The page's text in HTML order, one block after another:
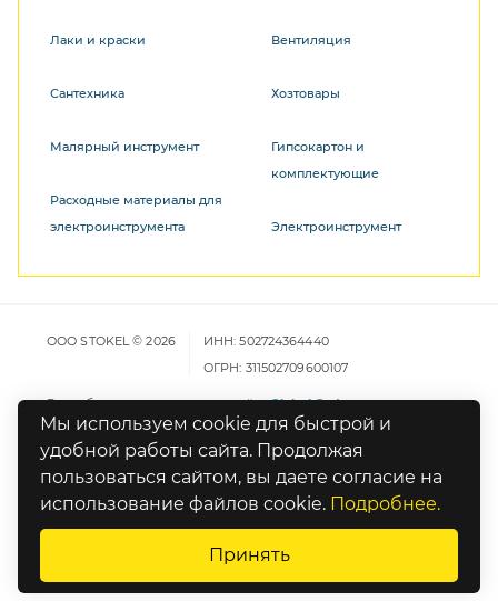
Лаки и краски
Сантехника
Малярный инструмент
Расходные материалы для
электроинструмента
Вентиляция
Хозтовары
Гипсокартон и
комплектующие
Электроинструмент
ООО STOKEL © 2026
ИНН: 502724364440
ОГРН: 311502709600107
Разработка и продвижение сайтаGlobal Code
Карта сайта
Политика конфиденциальности
Оставьте отзыв о работе сайта
Мы используем cookie для быстрой и
удобной работы сайта. Продолжая
пользоваться сайтом, вы даете согласие на
использование файлов cookie. Подробнее.
Принять